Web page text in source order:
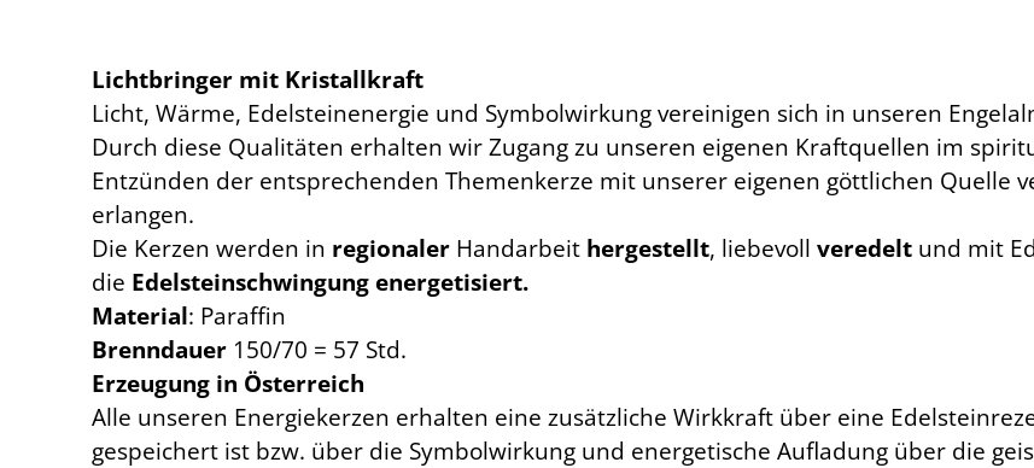
Lichtbringer mit Kristallkraft
Licht, Wärme, Edelsteinenergie und Symbolwirkung vereinigen sich in unseren
Durch diese Qualitäten erhalten wir Zugang zu unseren eigenen Kraftquellen im
Entzünden der entsprechenden Themenkerze mit unserer eigenen göttlichen Quelle
erlangen.
Die Kerzen werden in regionaler Handarbeit hergestellt, liebevoll veredelt und mit
die Edelsteinschwingung energetisiert.
Material: Paraffin
Brenndauer 150/70 = 57 Std.
Erzeugung in Österreich
Alle unseren Energiekerzen erhalten eine zusätzliche Wirkkraft über eine
gespeichert ist bzw. über die Symbolwirkung und energetische Aufladung über die